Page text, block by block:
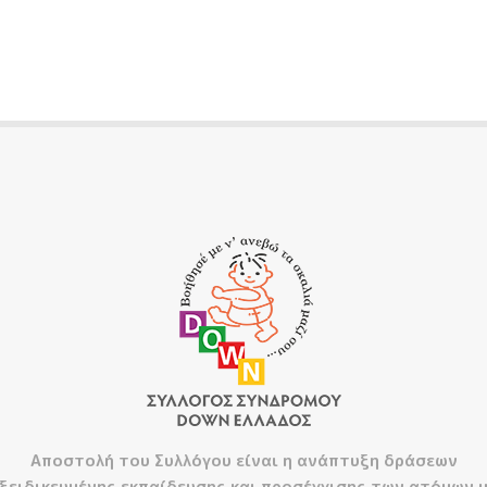
Αποστολή του Συλλόγου είναι η ανάπτυξη δράσεων